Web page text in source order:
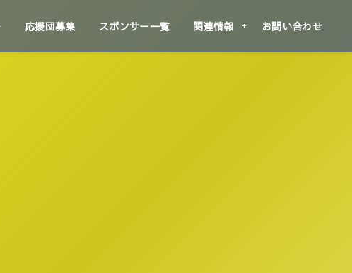
応援団募集 スポンサー一覧 関連情報 お問い合わせ